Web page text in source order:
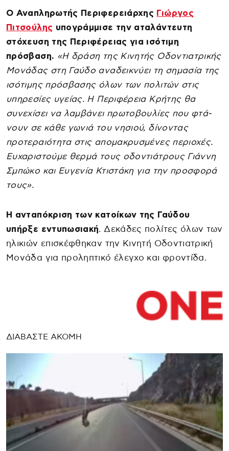
Ο Αναπληρωτής Περιφερειάρχης Γιώργος
Πιτσούλης υπογράμμισε την αταλάντευτη
στόχευση της Περιφέρειας για ισότιμη
πρόσβαση. «Η δράση της Κινητής Οδοντιατρικής
Μονάδας στη Γαύδο αναδεικνύει τη σημασία της
ισότιμης πρόσβασης όλων των πολιτών στις
υπηρεσίες υγείας. Η Περιφέρεια Κρήτης θα
συνεχίσει να λαμβάνει πρωτοβουλίες που φτά-
νουν σε κάθε γωνιά του νησιού, δίνοντας
προτεραιότητα στις απομακρυσμένες περιοχές.
Ευχαριστούμε θερμά τους οδοντιάτρους Γιάννη
Σμπώκο και Ευγενία Κτιστάκη για την προσφορά
τους».
Η ανταπόκριση των κατοίκων της Γαύδου
υπήρξε εντυπωσιακή. Δεκάδες πολίτες όλων των
ηλικιών επισκέφθηκαν την Κινητή Οδοντιατρική
Μονάδα για προληπτικό έλεγχο και φροντίδα.
ΔΙΑΒΑΣΤΕ ΑΚΟΜΗ